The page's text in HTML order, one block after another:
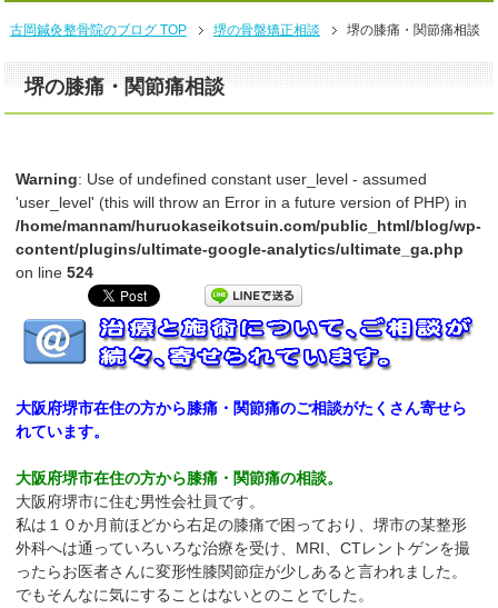
古岡鍼灸整骨院のブログ TOP 堺の骨盤矯正相談 堺の膝痛・関節痛相談
堺の膝痛・関節痛相談
Warning: Use of undefined constant user_level - assumed
'user_level' (this will throw an Error in a future version of PHP) in
/home/mannam/huruokaseikotsuin.com/public_html/blog/wp-
content/plugins/ultimate-google-analytics/ultimate_ga.php
on line524
大阪府堺市在住の方から膝痛・関節痛のご相談がたくさん寄せら
れています。
大阪府堺市在住の方から膝痛・関節痛の相談。
大阪府堺市に住む男性会社員です。
私は１０か月前ほどから右足の膝痛で困っており、堺市の某整形
外科へは通っていろいろな治療を受け、MRI、CTレントゲンを撮
ったらお医者さんに変形性膝関節症が少しあると言われました。
でもそんなに気にすることはないとのことでした。